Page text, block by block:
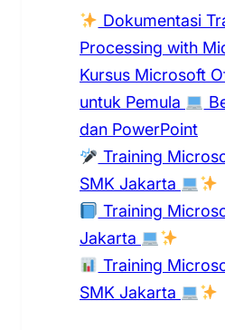
Dokumentasi
Processing with
Kursus Microsoft
untuk Pemula
dan PowerPoint
Training
SMK Jakarta
Training
Jakarta
Training
SMK Jakarta